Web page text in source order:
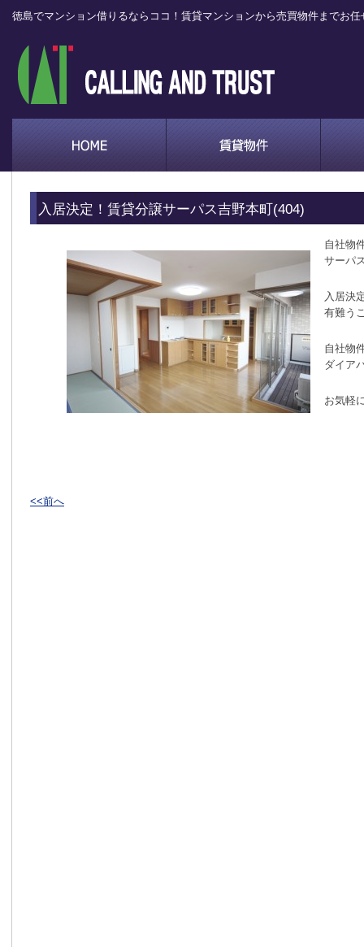
徳島でマンション借りるならココ！賃貸マンションから売買物件までお任
入居決定！賃貸分譲サーパス吉野本町(404)
自社物
サーパ
入居決
有難う
自社物
ダイア
お気軽
<<前へ